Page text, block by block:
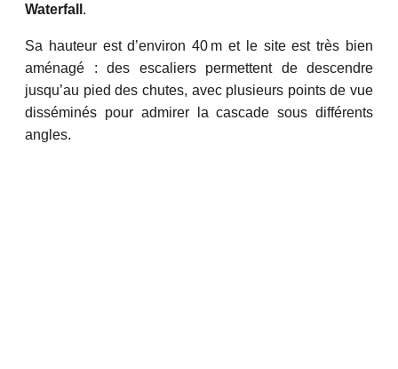
Waterfall .
Sa hauteur est d’environ 40 m et le site est très bien
aménagé : des escaliers permettent de descendre
jusqu’au pied des chutes, avec plusieurs points de vue
disséminés pour admirer la cascade sous différents
angles.